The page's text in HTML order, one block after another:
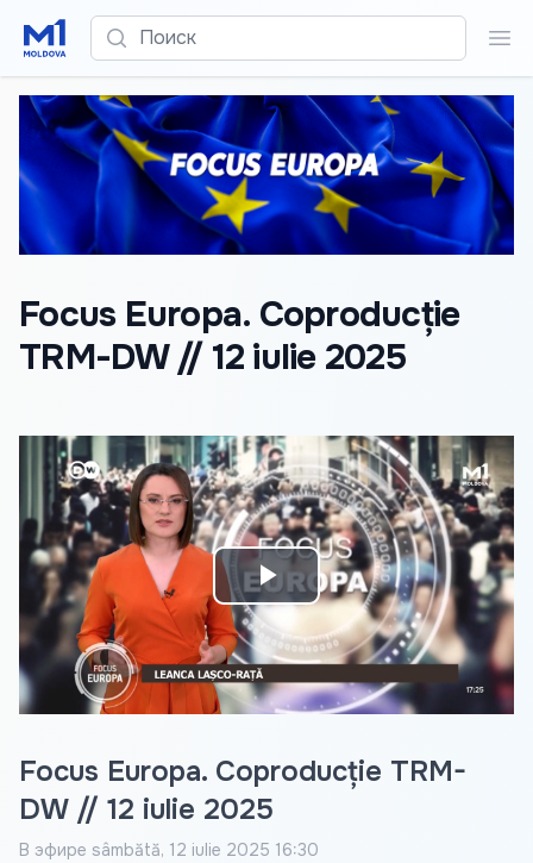
Поиск
Focus Europa. Coproducție
TRM-DW // 12 iulie 2025
Play
Video
Focus Europa. Coproducție TRM-
DW // 12 iulie 2025
В эфире sâmbătă, 12 iulie 2025 16:30